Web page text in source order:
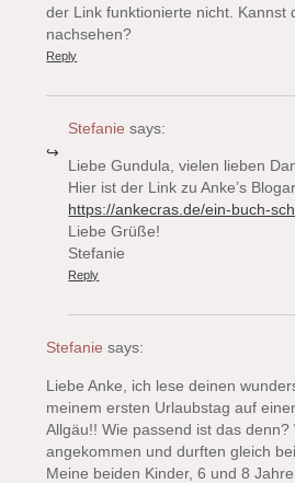
der Link funktionierte nicht. Kannst
nachsehen?
Reply
Stefanie says:
Liebe Gundula, vielen lieben
Hier ist der Link zu Anke’s
https://ankecras.de/ein-buch-
Liebe Grüße!
Stefanie
Reply
Stefanie says:
Liebe Anke, ich lese deinen
meinem ersten Urlaubstag auf
Allgäu!! Wie passend ist das denn?
angekommen und durften gleich
Meine beiden Kinder, 6 und 8